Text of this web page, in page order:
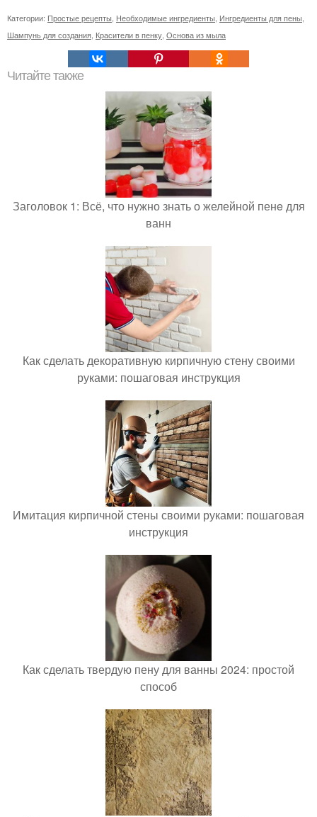
Категории: Простые рецепты Необходимые ингредиенты Ингредиенты для пены
Шампунь для создания Красители в пенку Основа из мыла
Читайте также
Заголовок 1: Всё, что нужно знать о желейной пенe для
ванн
Как сделать декоративную кирпичную стену своими
руками: пошаговая инструкция
Имитация кирпичной стены своими руками: пошаговая
инструкция
Как сделать твердую пену для ванны 2024: простой
способ